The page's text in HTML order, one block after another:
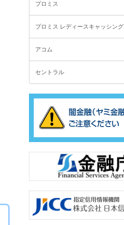
プロミス
プロミス レディースキャッシング
アコム
セントラル